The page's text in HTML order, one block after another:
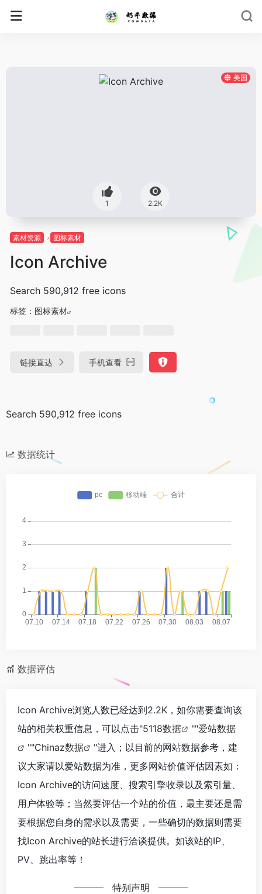
美国
1 2.2K
素材资源 图标素材
Icon Archive
Search 590,912 free icons
标签： 图标素材
链接直达 手机查看
Search 590,912 free icons
数据统计
数据评估
Icon Archive浏览人数已经达到2.2K，如你需要查询该
站的相关权重信息，可以点击"5118数据 ""爱站数据
""Chinaz数据
"进入；以目前的网站数据参考，建
议大家请以爱站数据为准，更多网站价值评估因素如：
Icon Archive的访问速度、搜索引擎收录以及索引量、
用户体验等；当然要评估一个站的价值，最主要还是需
要根据您自身的需求以及需要，一些确切的数据则需要
找Icon Archive的站长进行洽谈提供。如该站的IP、
PV、跳出率等！
特别声明